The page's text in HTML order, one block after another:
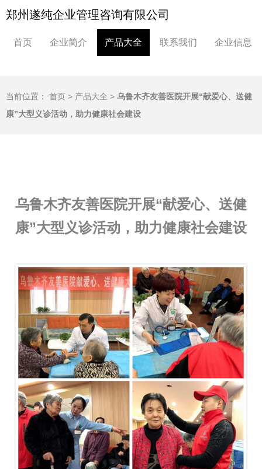
郑州遂纯企业管理咨询有限公司
首页 企业简介 产品大全 联系我们 企业信息
当前位置： 首页 > 产品大全 > 乌鲁木齐友善医院开展“献爱心、送健
康”大型义诊活动，助力健康社会建设
乌鲁木齐友善医院开展“献爱心、送健
康”大型义诊活动，助力健康社会建设